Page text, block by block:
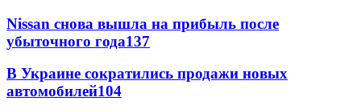
Nissan снова вышла на прибыль после
убыточного года137
В Украине сократились продажи новых
автомобилей104